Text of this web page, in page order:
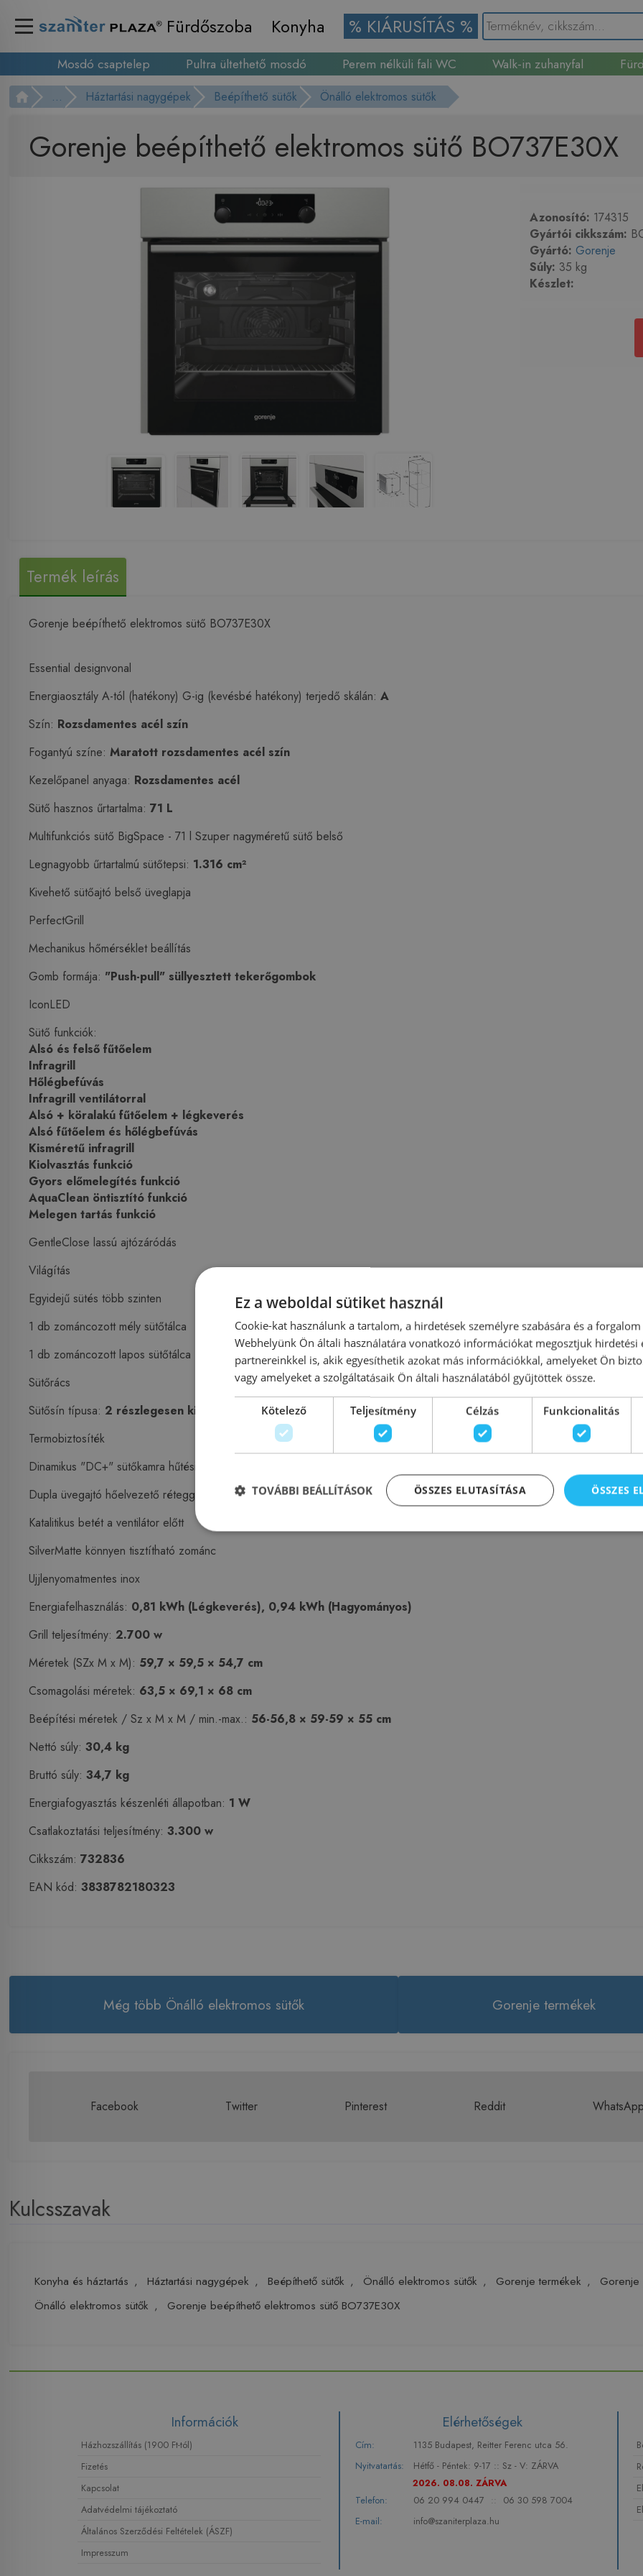
Fürdőszoba Konyha % KIÁRUSÍTÁS %
Mosdó csaptelep Pultra ültethető mosdó Perem nélküli fali WC Walk-in zuhanyfal
Gránit mosogató
... Háztartási nagygépek Beépíthető sütők Önálló elektromos sütők
Gorenje beépíthető elektromos sütő BO737E30X
Azonosító: 174315
Gyártói cikkszám:
Gyártó: Gorenje
Súly: 35 kg
Készlet:
Termék leírás
Gorenje beépíthető elektromos sütő BO737E30X
Essential designvonal
Energiaosztály A-tól (hatékony) G-ig (kevésbé hatékony) terjedő skálán: A
Szín: Rozsdamentes acél szín
Fogantyú színe: Maratott rozsdamentes acél szín
Kezelőpanel anyaga: Rozsdamentes acél
Sütő hasznos űrtartalma: 71 L
Multifunkciós sütő BigSpace - 71 l Szuper nagyméretű sütő belső
Legnagyobb űrtartalmú sütőtepsi: 1.316 cm²
Kivehető sütőajtó belső üveglapja
PerfectGrill
Mechanikus hőmérséklet beállítás
Gomb formája: "Push-pull" süllyesztett tekerőgombok
IconLED
Sütő funkciók:
Alsó és felső fűtőelem
Infragrill
Hőlégbefúvás
Infragrill ventilátorral
Alsó + köralakú fűtőelem + légkeverés
Alsó fűtőelem és hőlégbefúvás
Kisméretű infragrill
Kiolvasztás funkció
Gyors előmelegítés funkció
AquaClean öntisztító funkció
Melegen tartás funkció
GentleClose lassú ajtózáródás
Világítás
Egyidejű sütés több szinten
1 db zománcozott mély sütőtálca
1 db zománcozott lapos sütőtálca
Sütőrács
Sütősín típusa: 2 részlegesen kihúzható teleszkópos sütősín-pár
Termobiztosíték
Dinamikus "DC+" sütőkamra hűtési rendszer
Dupla üvegajtó hőelvezető réteggel bevonva
Katalitikus betét a ventilátor előtt
SilverMatte könnyen tisztítható zománc
Ujjlenyomatmentes inox
Energiafelhasználás: 0,81 kWh (Légkeverés), 0,94 kWh (Hagyományos)
Grill teljesítmény: 2.700 w
Méretek (SZx M x M): 59,7 × 59,5 × 54,7 cm
Csomagolási méretek: 63,5 × 69,1 × 68 cm
Beépítési méretek / Sz x M x M / min.-max.: 56-56,8 × 59-59 × 55 cm
Nettó súly: 30,4 kg
Bruttó súly: 34,7 kg
Energiafogyasztás készenléti állapotban: 1 W
Csatlakoztatási teljesítmény: 3.300 w
Cikkszám: 732836
EAN kód: 3838782180323
Még több Önálló elektromos sütők Gorenje termékek
Facebook Twitter Pinterest Reddit
Kulcsszavak
Konyha és háztartás , Háztartási nagygépek , Beépíthető sütők , Önálló elektromos sütők , Gorenje termékek ,
Gorenje
Önálló elektromos sütők , Gorenje beépíthető elektromos sütő BO737E30X
Információk
Házhozszállítás (1900 Ft-tól)
Fizetés
Kapcsolat
Adatvédelmi tájékoztató
Általános Szerződési Feltételek (ÁSZF)
Impresszum
Elérhetőségek
Cím:
1135 Budapest, Reitter Ferenc utca 56.
Nyitvatartás:
Hétfő - Péntek: 9-17 :: Sz - V: ZÁRVA
2026. 08.08. ZÁRVA
Telefon:
06 20 994 0447 ::
06 30 598 7004
E-mail:
info@szaniterplaza.hu
Ez a weboldal sütiket használ
Cookie-kat használunk a tartalom, a hirdetések személyre szabására és a
Webhelyünk Ön általi használatára vonatkozó információkat megosztjuk hirdetési
partnereinkkel is, akik egyesíthetik azokat más információkkal, amelyeket Ön
vagy amelyeket a szolgáltatásaik Ön általi használatából gyűjtöttek össze.
Kötelező Teljesítmény Célzás Funkcionalitás
ÖSSZES
ÖSSZES ELUTASÍTÁSA
TOVÁBBI BEÁLLÍTÁSOK